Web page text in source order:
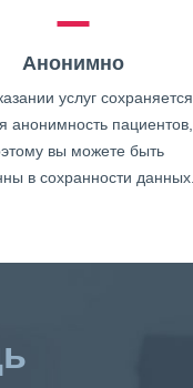
Анонимно
услуг сохраняется
анонимность пациентов,
вы можете быть
в сохранности данных.